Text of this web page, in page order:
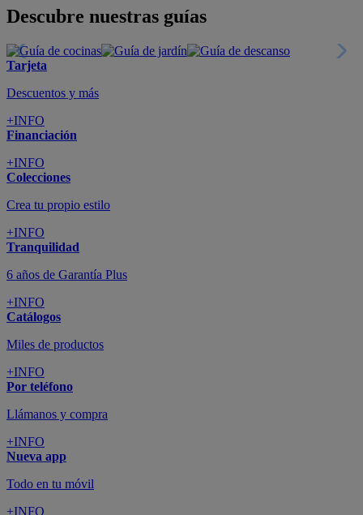
Descubre nuestras guías
Tarjeta
Descuentos y más
+INFO
Financiación
+INFO
Colecciones
Crea tu propio estilo
+INFO
Tranquilidad
6 años de Garantía Plus
+INFO
Catálogos
Miles de productos
+INFO
Por teléfono
Llámanos y compra
+INFO
Nueva app
Todo en tu móvil
+INFO